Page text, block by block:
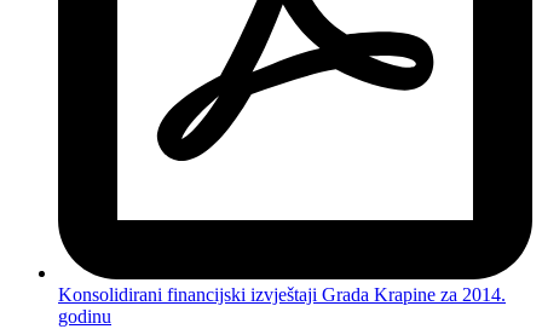
Konsolidirani financijski izvještaji Grada Krapine za 2014.
godinu